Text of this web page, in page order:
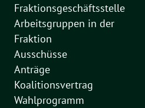
Fraktionsgeschäftsstelle
Arbeitsgruppen in der
Fraktion
Ausschüsse
Anträge
Koalitionsvertrag
Wahlprogramm